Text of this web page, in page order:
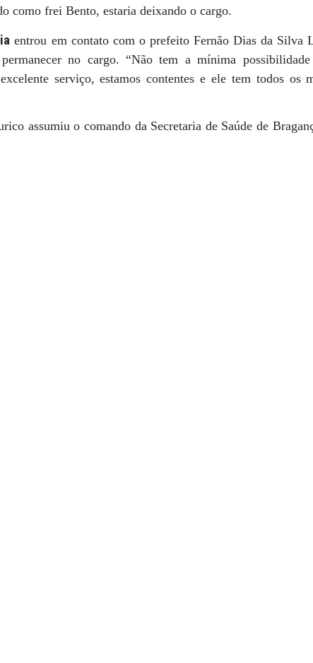
como frei Bento, estaria deixando o cargo.
entrou em contato com o prefeito Fernão Dias da Silva
no cargo. “Não tem a mínima
serviço, estamos contentes e ele tem todos os
assumiu o comando da Secretaria de Saúde de